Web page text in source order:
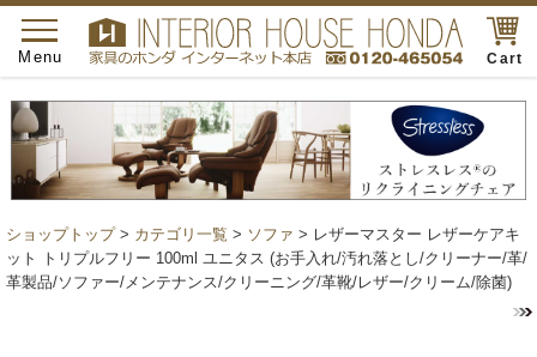
Cart
toggle
navigation
Menu
ショップトップ> カテゴリ一覧 > ソファ > レザーマスター レザーケアキ
ット トリプルフリー 100ml ユニタス (お手入れ/汚れ落とし/クリーナー/革/
革製品/ソファー/メンテナンス/クリーニング/革靴/レザー/クリーム/除菌)